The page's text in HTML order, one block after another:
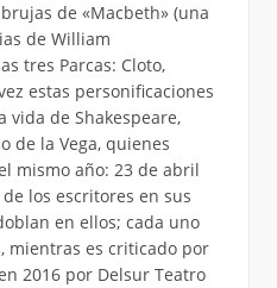
de «Macbeth» (una
de William
tres Parcas: Cloto,
estas personificaciones
de Shakespeare,
de la Vega, quienes
mismo año: 23 de abril
los escritores en sus
en ellos; cada uno
mientras es criticado por
2016 por Delsur Teatro